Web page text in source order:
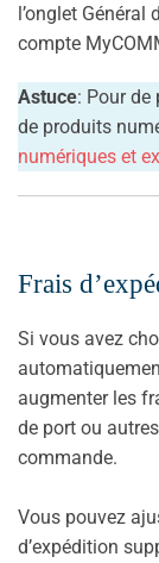
l’onglet
compte
Astuce: Pour de
de produits
numériques et
Frais
Si vous avez
augmenter les
de port ou
commande.
Vous pouvez
d’expédition